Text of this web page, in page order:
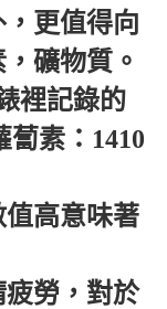
更值得向
礦物質。
裡記錄的
蔔素：1410
高意味著
勞，對於